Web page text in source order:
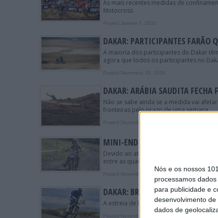
Nós e os nossos
processamos
para publicidade e
desenvolvimento de
dados de
As mais recentes medidas de
Motocross.
Posted Janeiro 7, 2021
DAKAR: PARTICIPANTES FARÃO
A maioria dos participantes do Dakar
agora que todos os participantes no
Posted Dezembro 26, 2020
DAKAR: ARÁBIA SAUDITA FECHA
Não se sabe ainda se a medida vai
fronteiras pelo prazo de uma semana.
Posted Dezembro 21, 2020
MINI-ENDURO: PANDEMIA LEVA
Devido ao atual estado de emergência,
entre as quais o 9.º Enduro de Celavisa.
Posted Novembro 24, 2020
DAKAR: BRUNO SANTOS ADIA
A estreia de Bruno Santos no Dakar fica
Posted Novembro 12, 2020